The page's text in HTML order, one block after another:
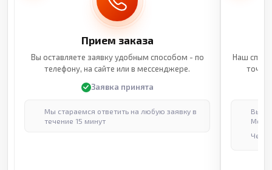
Прием заказа
Вы оставляете заявку удобным способом - по
телефону, на сайте или в мессенджере.
Заявка принята
Мы стараемся ответить на любую заявку в
течение 15 минут
Наш